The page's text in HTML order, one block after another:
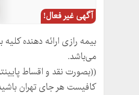
آگهی غیر فعال!
بیمه رازی ارائه دهنده
می‌باشد.
((بصورت نقد و اقساط
کافیست هر جای تهران